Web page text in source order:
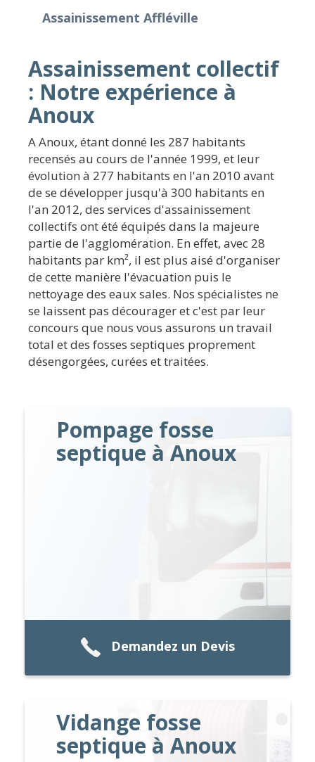
Assainissement Affléville
Assainissement collectif
: Notre expérience à
Anoux
A Anoux, étant donné les 287 habitants
recensés au cours de l'année 1999, et leur
évolution à 277 habitants en l'an 2010 avant
de se développer jusqu'à 300 habitants en
l'an 2012, des services d'assainissement
collectifs ont été équipés dans la majeure
partie de l'agglomération. En effet, avec 28
habitants par km², il est plus aisé d'organiser
de cette manière l'évacuation puis le
nettoyage des eaux sales. Nos spécialistes ne
se laissent pas décourager et c'est par leur
concours que nous vous assurons un travail
total et des fosses septiques proprement
désengorgées, curées et traitées.
Pompage fosse
septique à Anoux
Demandez un Devis
Vidange fosse
septique à Anoux